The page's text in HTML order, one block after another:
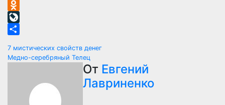
VK
Odnoklassniki
LiveJournal
Навигация
записям
7 мистических свойств денег
Медно-серебряный Телец
От Евгений
Лавриненко